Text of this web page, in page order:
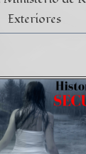
Exteriores